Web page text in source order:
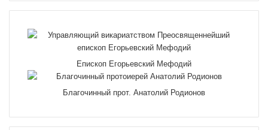
Епископ Егорьевский Мефодий
Благочинный прот. Анатолий Родионов